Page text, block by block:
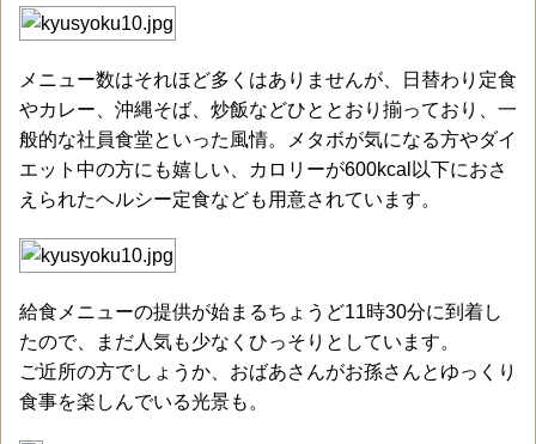
メニュー数はそれほど多くはありませんが、日替わり定食
やカレー、沖縄そば、炒飯などひととおり揃っており、一
般的な社員食堂といった風情。メタボが気になる方やダイ
エット中の方にも嬉しい、カロリーが600kcal以下におさ
えられたヘルシー定食なども用意されています。
給食メニューの提供が始まるちょうど11時30分に到着し
たので、まだ人気も少なくひっそりとしています。
ご近所の方でしょうか、おばあさんがお孫さんとゆっくり
食事を楽しんでいる光景も。